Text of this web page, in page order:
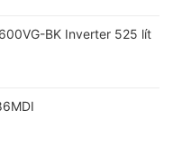
BK Inverter 525 lít